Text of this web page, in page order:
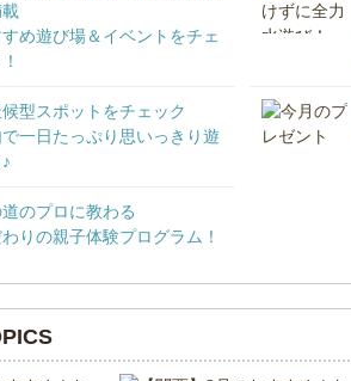
め遊び場＆イベントをチェ
型スポットをチェック
一日たっぷり思いっきり遊
のプロに教わる
わりの親子体験プログラム！